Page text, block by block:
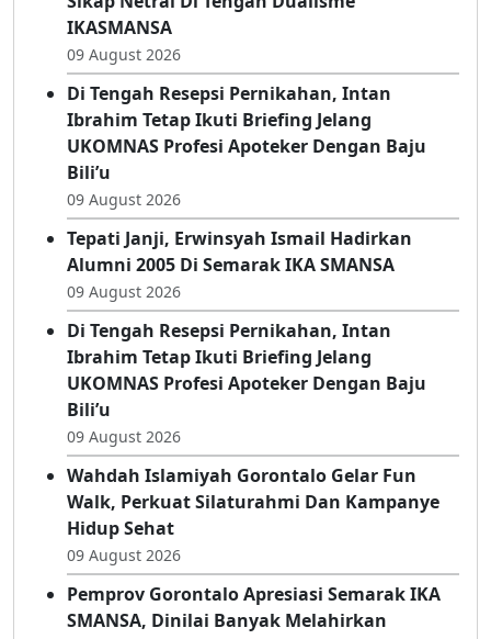
09 August 2026
Reuni SMANSA 89 Di Hotel Aston, Tegaskan
Sikap Netral Di Tengah Dualisme
IKASMANSA
09 August 2026
Di Tengah Resepsi Pernikahan, Intan
Ibrahim Tetap Ikuti Briefing Jelang
UKOMNAS Profesi Apoteker Dengan Baju
Bili’u
09 August 2026
Tepati Janji, Erwinsyah Ismail Hadirkan
Alumni 2005 Di Semarak IKA SMANSA
09 August 2026
Di Tengah Resepsi Pernikahan, Intan
Ibrahim Tetap Ikuti Briefing Jelang
UKOMNAS Profesi Apoteker Dengan Baju
Bili’u
09 August 2026
Wahdah Islamiyah Gorontalo Gelar Fun
Walk, Perkuat Silaturahmi Dan Kampanye
Hidup Sehat
09 August 2026